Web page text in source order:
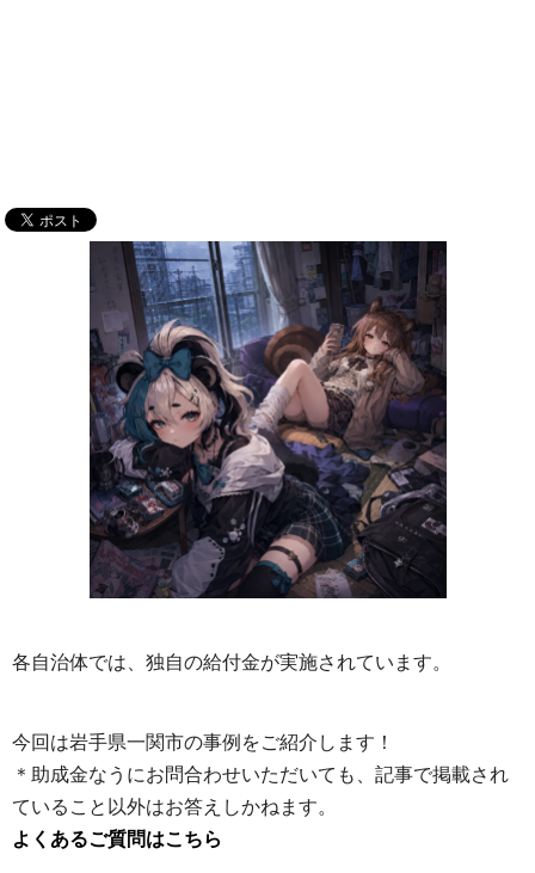
各自治体では、独自の給付金が実施されています。
今回は岩手県一関市の事例をご紹介します！
＊助成金なうにお問合わせいただいても、記事で掲載され
ていること以外はお答えしかねます。
よくあるご質問はこちら